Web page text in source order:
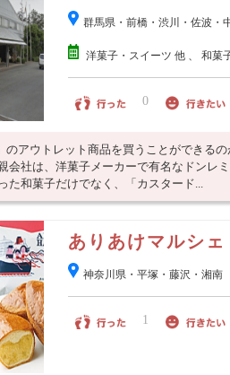
群馬県・前橋・渋川・佐波・
洋菓子・スイーツ 他 、 和菓
0
のアウトレット商品を買うことができる
会社は、洋菓子メーカーで有名なドンレ
た和菓子だけでなく、「カスタード...
ありあけマルシェ
神奈川県・平塚・藤沢・湘南
1